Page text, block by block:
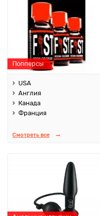
Попперсы
USA
Англия
Канада
Франция
Смотреть все